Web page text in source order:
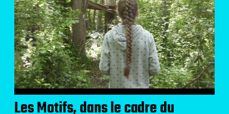
Les Motifs, dans le cadre du